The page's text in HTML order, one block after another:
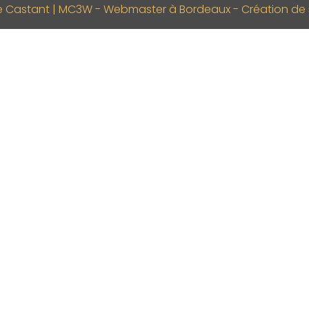
Castant | MC3W - Webmaster à Bordeaux - Création